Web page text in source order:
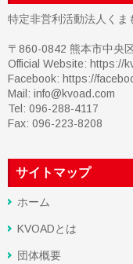
特定非営利活動法人くま
〒860-0842 熊本市中央
Official Website: https://
Facebook: https://
Mail: info@kvoad.com
Tel: 096-288-4117
Fax: 096-223-8208
サイトマップ
ホーム
KVOADとは
団体概要